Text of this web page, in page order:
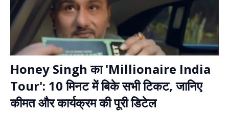
Honey Singh का 'Millionaire India
Tour': 10 मिनट में बिके सभी टिकट, जानिए
कीमत और कार्यक्रम की पूरी डिटेल